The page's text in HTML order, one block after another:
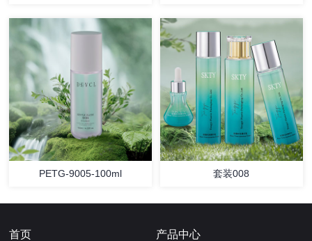
PETG-9005-100ml 套装008
首页 产品中心